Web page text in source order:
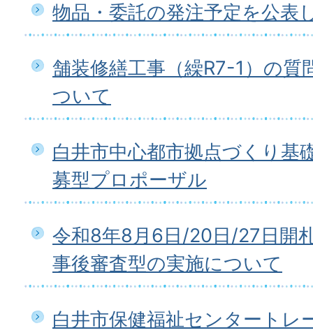
物品・委託の発注予定を公表
舗装修繕工事（繰R7-1）の質
ついて
白井市中心都市拠点づくり基
募型プロポーザル
令和8年8月6日/20日/27日開
事後審査型の実施について
白井市保健福祉センタートレ